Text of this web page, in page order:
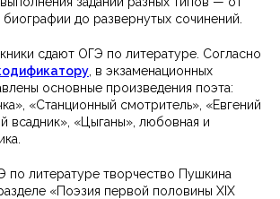
биографии до развернутых сочинений.
сдают ОГЭ по литературе. Согласно
, в экзаменационных
основные произведения поэта:
«Станционный смотритель», «Евгений
всадник», «Цыганы», любовная и
по литературе творчество Пушкина
«Поэзия первой половины XIX